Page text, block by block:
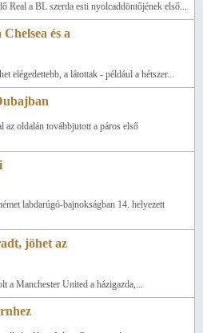
Real a BL szerda esti nyolcaddöntőjének első...
és a
elégedettebb, a látottak - például a hétszer...
oldalán továbbjutott a páros első
labdarúgó-bajnokságban 14. helyezett
jöhet az
a Manchester United a házigazda,...